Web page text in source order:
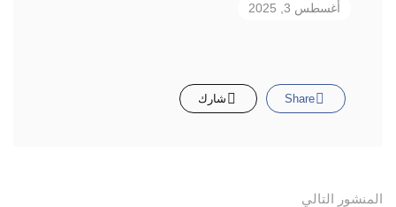
أغسطس 3, 2025
شارك
المنشور التالي